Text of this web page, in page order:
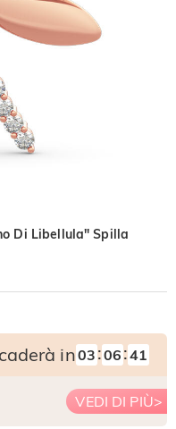
Di Libellula" Spilla
in03 :06 :40
VEDI DI PIÙ>